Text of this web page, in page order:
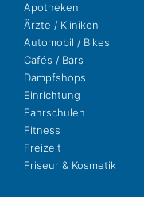
Apo­the­ken
Ärzte / Kliniken
Auto­mo­bil / Bikes
Cafés / Bars
Dampf­shops
Ein­rich­tung
Fahr­schu­len
Fit­ness
Freizeit
Fri­seur & Kosmetik